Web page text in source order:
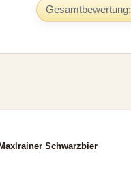
Gesamtbewertung:
Maxlrainer Schwarzbier